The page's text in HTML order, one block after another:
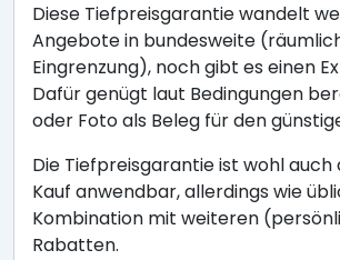
Diese Tiefpreisgarantie wandelt
Angebote in bundesweite
Eingrenzung), noch gibt es einen
Dafür genügt laut Bedingungen
oder Foto als Beleg für den
Die Tiefpreisgarantie ist wohl
Kauf anwendbar, allerdings wie
Kombination mit weiteren
Rabatten.